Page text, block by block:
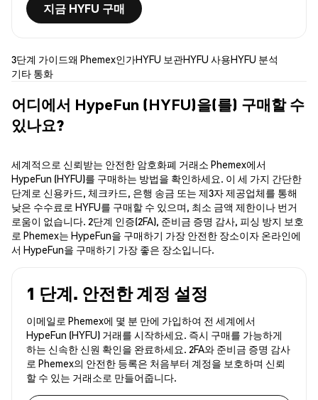
지금 HYFU 구매
3단계 가이드왜 Phemex인가HYFU 보관HYFU 사용HYFU 분석
기타 통화
어디에서 HypeFun (HYFU)을(를) 구매할 수
있나요?
세계적으로 신뢰받는 안전한 암호화폐 거래소 Phemex에서
HypeFun (HYFU)를 구매하는 방법을 확인하세요. 이 세 가지 간단한
단계로 신용카드, 체크카드, 은행 송금 또는 제3자 제공업체를 통해
낮은 수수료로 HYFU를 구매할 수 있으며, 최소 금액 제한이나 번거
로움이 없습니다. 2단계 인증(2FA), 준비금 증명 감사, 피싱 방지 보호
로 Phemex는 HypeFun을 구매하기 가장 안전한 장소이자 온라인에
서 HypeFun을 구매하기 가장 좋은 장소입니다.
1 단계. 안전한 계정 설정
이메일로 Phemex에 몇 분 만에 가입하여 전 세계에서
HypeFun (HYFU) 거래를 시작하세요. 즉시 구매를 가능하게
하는 신속한 신원 확인을 완료하세요. 2FA와 준비금 증명 감사
로 Phemex의 안전한 등록은 처음부터 계정을 보호하며 신뢰
할 수 있는 거래소로 만들어줍니다.